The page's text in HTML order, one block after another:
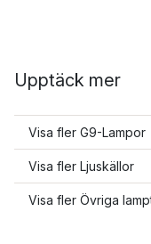
Upptäck mer
Visa fler G9-Lampor
Visa fler Ljuskällor
Visa fler Övriga